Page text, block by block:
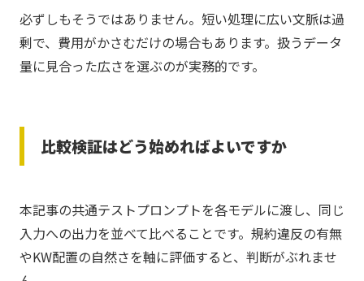
必ずしもそうではありません。短い処理に広い文脈は過
剰で、費用がかさむだけの場合もあります。扱うデータ
量に見合った広さを選ぶのが実務的です。
比較検証はどう始めればよいですか
本記事の共通テストプロンプトを各モデルに渡し、同じ
入力への出力を並べて比べることです。規約違反の有無
やKW配置の自然さを軸に評価すると、判断がぶれませ